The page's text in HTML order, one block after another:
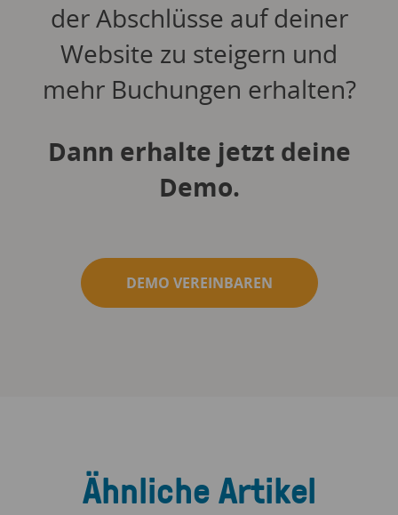
der Abschlüsse auf deiner
Website zu steigern und
mehr Buchungen erhalten?
Dann erhalte jetzt deine
Demo.
DEMO VEREINBAREN
Ähnliche Artikel